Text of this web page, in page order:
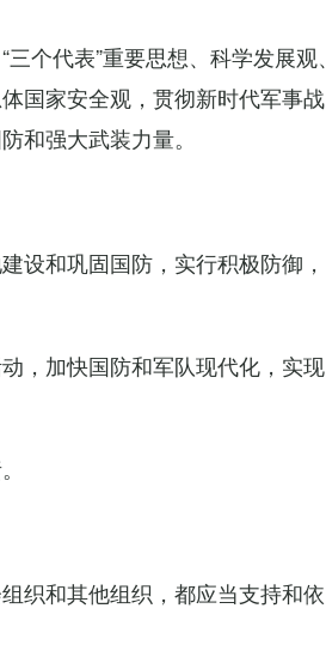
个代表”重要思想、科学发展观、
国家安全观，贯彻新时代军事战
和强大武装力量。
和巩固国防，实行积极防御，
，加快国防和军队现代化，实现
织和其他组织，都应当支持和依